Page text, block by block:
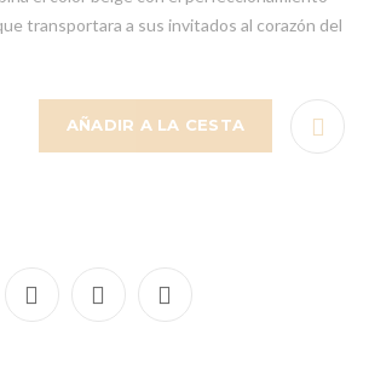
transportara a sus invitados al corazón del
AÑADIR A LA CESTA